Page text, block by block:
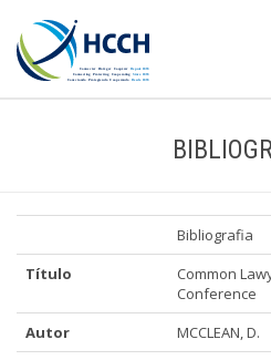
Bibliografia
Título
Common
Conference
Autor
MCCLEAN, D.